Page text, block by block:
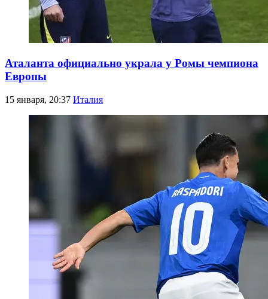
Аталанта официально украла у Ромы чемпиона
Европы
15 января, 20:37 Италия